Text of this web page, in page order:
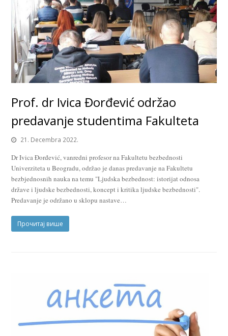
Prof. dr Ivica Đorđević održao
predavanje studentima Fakulteta
21. Decembra 2022.
Dr Ivica Đorđević, vanredni profesor na Fakultetu bezbednosti
Univerziteta u Beogradu, održao je danas predavanje na Fakultetu
bezbjednosnih nauka na temu "Ljudska bezbednost: istorijat odnosa
države i ljudske bezbednosti, koncept i kritika ljudske bezbednosti".
Predavanje je održano u sklopu nastave…
Прочитај више